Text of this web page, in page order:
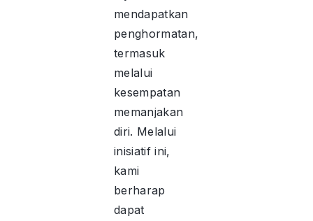
mendapatkan
penghormatan,
termasuk
melalui
kesempatan
memanjakan
diri. Melalui
inisiatif ini,
kami
berharap
dapat